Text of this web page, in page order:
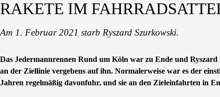
RAKETE IM
Am 1. Februar 2021 starb Ryszard Szurkowski.
Das Jedermannrennen Rund um Köln war zu Ende und
an der Ziellinie vergebens auf ihn. Normalerweise war es der
Jahren regelmäßig davonfuhr, und sie an den Zieleinfahrten in